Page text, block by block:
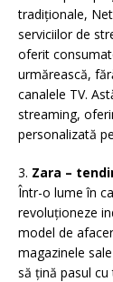
tradiționale,
serviciilor de
oferit
urmărească,
canalele TV.
streaming,
personalizată
3. Zara –
Într-o lume în
revoluționeze
model de
magazinele
să țină pasul